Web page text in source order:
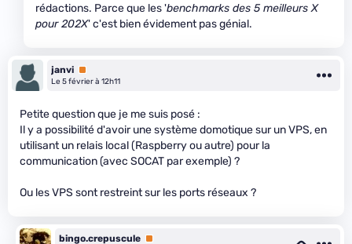
rédactions. Parce que les 'benchmarks des 5 meilleurs X
pour 202X' c'est bien évidement pas génial.
janvi Premium
Le 5 février à 12h11
Petite question que je me suis posé :
Il y a possibilité d'avoir une système domotique sur un VPS, en
utilisant un relais local (Raspberry ou autre) pour la
communication (avec SOCAT par exemple) ?
Ou les VPS sont restreint sur les ports réseaux ?
bingo.crepuscule Premium